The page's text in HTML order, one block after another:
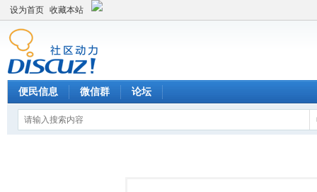
设为首页 收藏本站
便民信息 微信群 论坛